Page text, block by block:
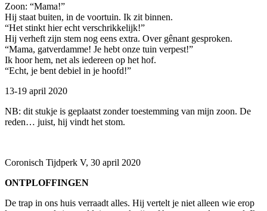
Zoon: “Mama!”
Hij staat buiten, in de voortuin. Ik zit binnen.
“Het stinkt hier echt verschrikkelijk!”
Hij verheft zijn stem nog eens extra. Over gênant gesproken.
“Mama, gatverdamme! Je hebt onze tuin verpest!”
Ik hoor hem, net als iedereen op het hof.
“Echt, je bent debiel in je hoofd!”
13-19 april 2020
NB: dit stukje is geplaatst zonder toestemming van mijn zoon. De
reden… juist, hij vindt het stom.
Coronisch Tijdperk V, 30 april 2020
ONTPLOFFINGEN
De trap in ons huis verraadt alles. Hij vertelt je niet alleen wie erop